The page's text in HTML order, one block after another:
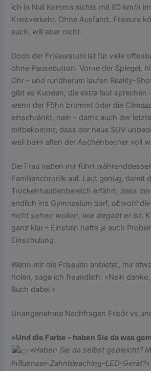
ich in Null Komma nichts mit 60 km/h
Kreisverkehr. Ohne Ausfahrt. Friseure
auch, will aber nicht.
Doch der Friseurstuhl ist für viele
ohne Pausebutton. Vorne der Spiegel,
Ohr – und rundherum laufen Reality-
gibt es Kunden, die extra laut sprechen
wenn der Föhn brummt oder die
einschränkt, nein – damit auch der
mitbekommt, dass der neue SUV
weil beim alten der Aschenbecher voll
Die Frau neben mir führt
Familienchronik auf. Laut genug, damit
Trockenhaubenbereich erfährt, dass
endlich ins Gymnasium darf, obwohl
nicht sehen wollen, wie begabt er ist.
ganz klar – Einstein hatte ja auch
Einschulung.
Wenn mir die Friseurin anbietet, mir
holen, sage ich freundlich: »Nein
Buch dabei.«
Unangenehme Nachfragen Frisör
»Und die Farbe – haben Sie da was
»Haben Sie da selbst gebleicht?
Influenzer-Zahnbleaching-LED-Gerät?«